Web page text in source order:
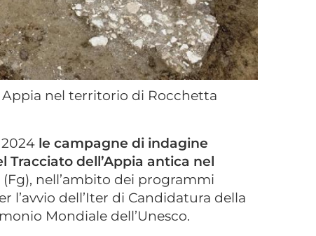
nel territorio di Rocchetta
le campagne di indagine
Tracciato dell’Appia antica nel
(Fg), nell’ambito dei programmi
l’avvio dell’Iter di Candidatura della
Mondiale dell’Unesco.